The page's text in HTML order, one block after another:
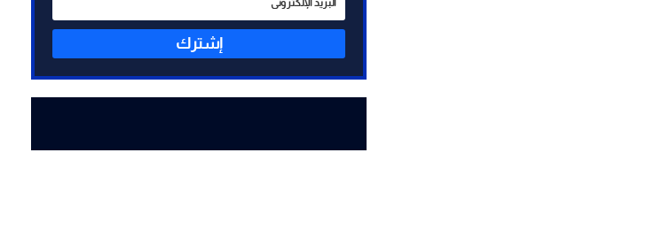
إشترك